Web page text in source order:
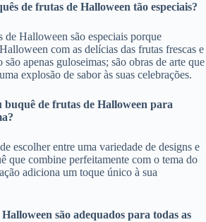
de frutas de Halloween tão especiais?
de Halloween são especiais porque
com as delícias das frutas frescas e
são apenas guloseimas; são obras de arte que
explosão de sabor às suas celebrações.
buquê de frutas de Halloween para
escolher entre uma variedade de designs e
que combine perfeitamente com o tema do
adiciona um toque único à sua
são adequados para todas as